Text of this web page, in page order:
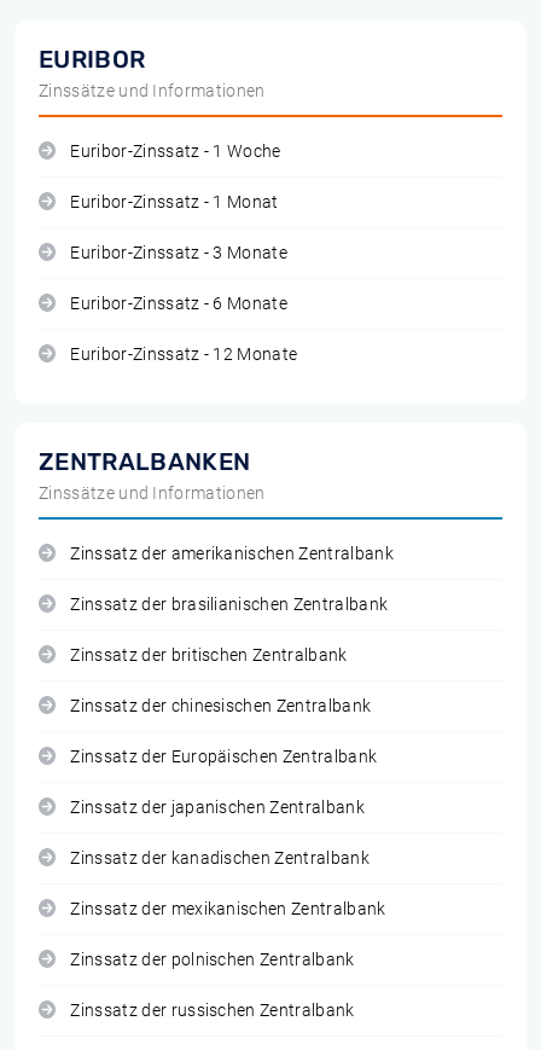
EURIBOR
Zinssätze und Informationen
Euribor-Zinssatz - 1 Woche
Euribor-Zinssatz - 1 Monat
Euribor-Zinssatz - 3 Monate
Euribor-Zinssatz - 6 Monate
Euribor-Zinssatz - 12 Monate
ZENTRALBANKEN
Zinssätze und Informationen
Zinssatz der amerikanischen Zentralbank
Zinssatz der brasilianischen Zentralbank
Zinssatz der britischen Zentralbank
Zinssatz der chinesischen Zentralbank
Zinssatz der Europäischen Zentralbank
Zinssatz der japanischen Zentralbank
Zinssatz der kanadischen Zentralbank
Zinssatz der mexikanischen Zentralbank
Zinssatz der polnischen Zentralbank
Zinssatz der russischen Zentralbank